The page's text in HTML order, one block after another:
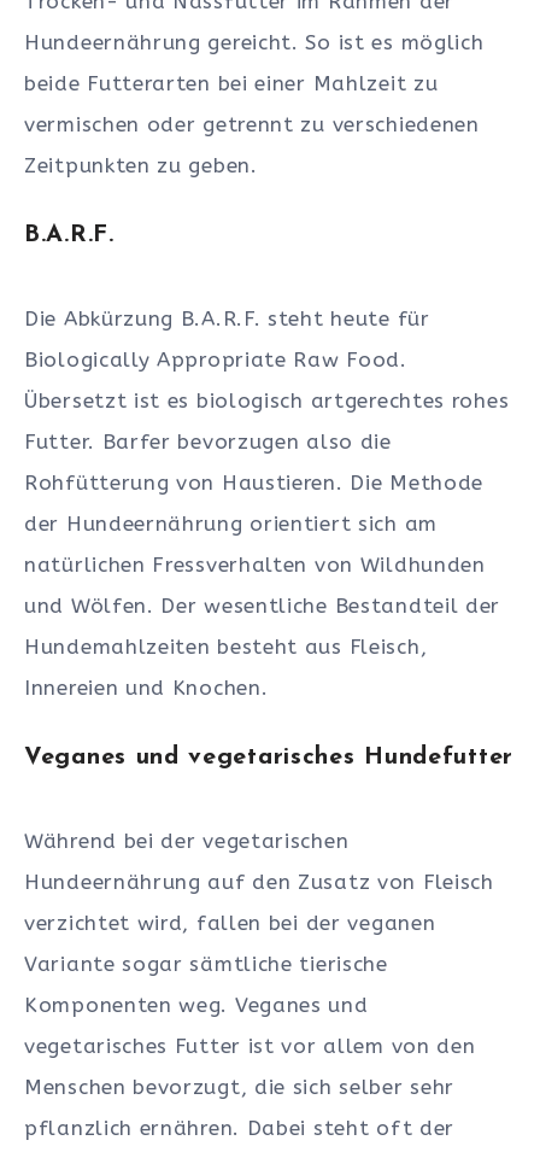
Hundeernährung gereicht. So ist es möglich
beide Futterarten bei einer Mahlzeit zu
vermischen oder getrennt zu verschiedenen
Zeitpunkten zu geben.
B.A.R.F.
Die Abkürzung B.A.R.F. steht heute für
Biologically Appropriate Raw Food.
Übersetzt ist es biologisch artgerechtes rohes
Futter. Barfer bevorzugen also die
Rohfütterung von Haustieren. Die Methode
der Hundeernährung orientiert sich am
natürlichen Fressverhalten von Wildhunden
und Wölfen. Der wesentliche Bestandteil der
Hundemahlzeiten besteht aus Fleisch,
Innereien und Knochen.
Veganes und vegetarisches Hundefutter
Während bei der vegetarischen
Hundeernährung auf den Zusatz von Fleisch
verzichtet wird, fallen bei der veganen
Variante sogar sämtliche tierische
Komponenten weg. Veganes und
vegetarisches Futter ist vor allem von den
Menschen bevorzugt, die sich selber sehr
pflanzlich ernähren. Dabei steht oft der